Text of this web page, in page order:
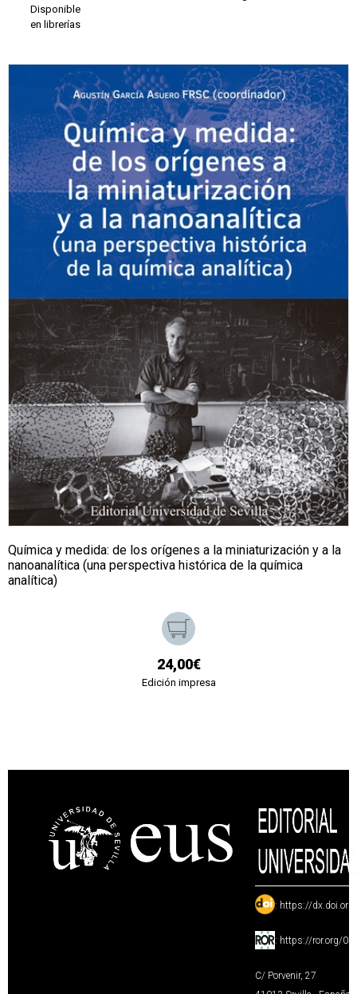
Disponible
en librerías
Química y medida: de los orígenes a la miniaturización y a la
nanoanalítica (una perspectiva histórica de la química
analítica)
24,00€
Edición impresa
: https://
: https://ror.org/
C/ Porvenir, 27